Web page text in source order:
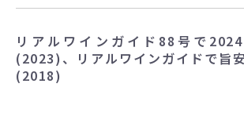
リアルワインガイド88号で
(2023)、リアルワインガイドで旨
(2018)